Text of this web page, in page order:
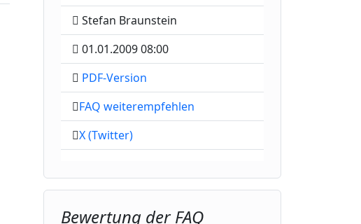
Stefan Braunstein
01.01.2009 08:00
PDF-Version
FAQ weiterempfehlen
X (Twitter)
Bewertung der FAQ